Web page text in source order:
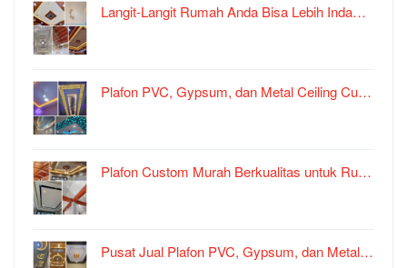
Langit-Langit Rumah Anda Bisa Lebih Inda…
Plafon PVC, Gypsum, dan Metal Ceiling Cu…
Plafon Custom Murah Berkualitas untuk Ru…
Pusat Jual Plafon PVC, Gypsum, dan Metal…